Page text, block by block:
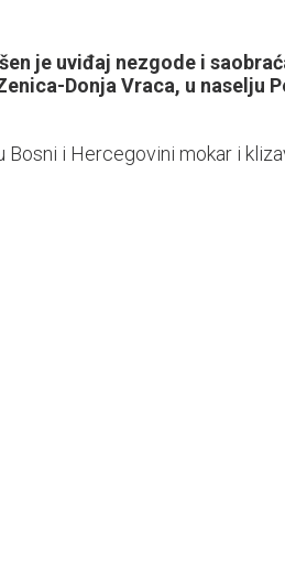
je uviđaj nezgode i
Donja Vraca, u naselju
i Hercegovini mokar i